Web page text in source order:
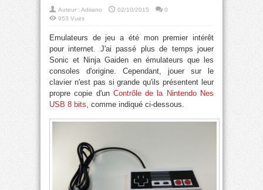
Auteur : Adriano 02/10/2015
0
953 Vues
Emulateurs de jeu a été mon premier intérêt
pour internet. J'ai passé plus de temps jouer
Sonic et Ninja Gaiden en émulateurs que les
consoles d'origine. Cependant, jouer sur le
clavier n'est pas si grande qu'ils présentent leur
propre copie d'un Contrôle de la Nintendo Nes
USB 8 bits, comme indiqué ci-dessous.